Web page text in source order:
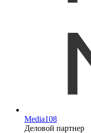
Media108
Деловой партнер